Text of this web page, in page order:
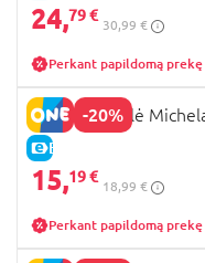
24,79 €
30,99 €
Perkant papildomą
-20%
E-KAINA
TMNT figūrėlė
15,19 €
18,99 €
Perkant papildomą